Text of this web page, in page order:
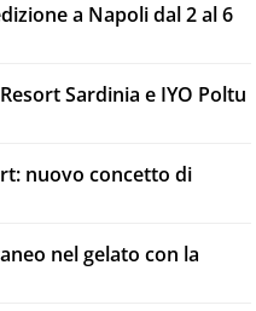
a Napoli dal 2 al 6
Sardinia e IYO Poltu
nuovo concetto di
nel gelato con la